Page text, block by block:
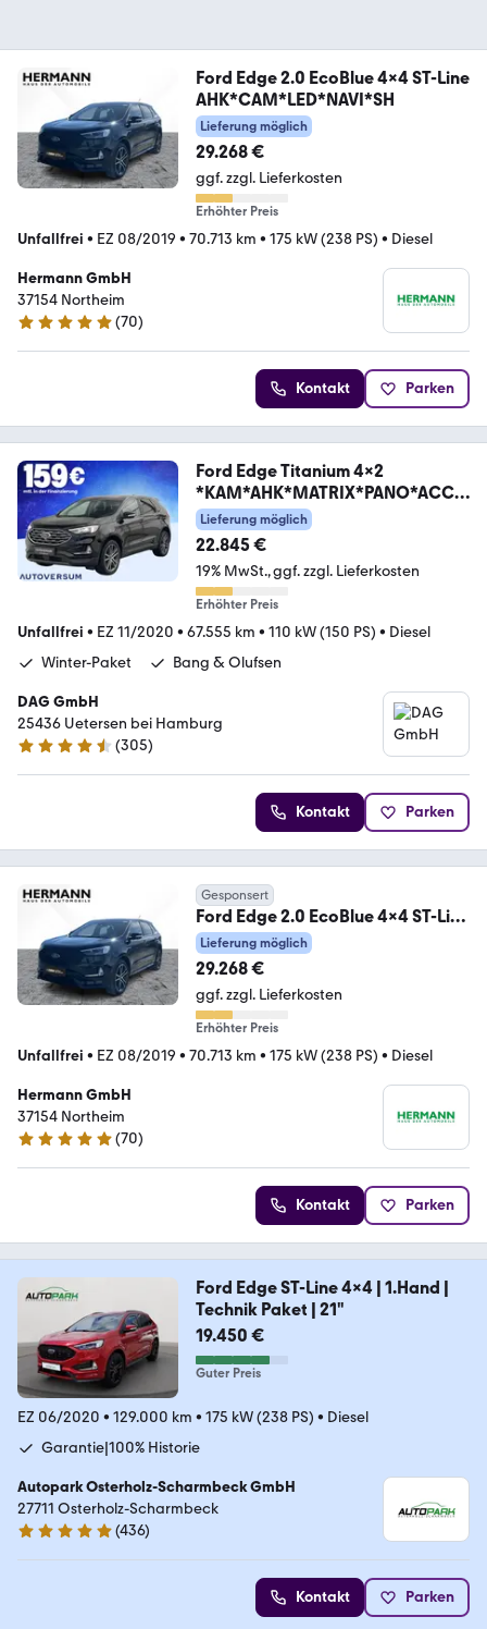
Ford Edge 2.0 EcoBlue 4x4 ST-Line
AHK*CAM*LED*NAVI*SH
Lieferung möglich
29.268 €
ggf. zzgl. Lieferkosten
Erhöhter Preis
Unfallfrei • EZ 08/2019 • 70.713 km • 175 kW (238 PS) • Diesel
Hermann GmbH
37154 Northeim
5 Sterne
(70)
Kontakt Parken
Ford Edge Titanium 4x2
*KAM*AHK*MATRIX*PANO*ACC*
B&O*
Lieferung möglich
22.845 €
19% MwSt. ggf. zzgl. Lieferkosten
Erhöhter Preis
Unfallfrei • EZ 11/2020 • 67.555 km • 110 kW (150 PS) • Diesel
Winter-Paket
Bang & Olufsen
DAG GmbH
25436 Uetersen bei Hamburg
4.5 Sterne
(305)
Kontakt Parken
Gesponsert
Ford Edge 2.0 EcoBlue 4x4 ST-Line
AHK*CAM*LED*NAVI*SH
Lieferung möglich
29.268 €
ggf. zzgl. Lieferkosten
Erhöhter Preis
Unfallfrei • EZ 08/2019 • 70.713 km • 175 kW (238 PS) • Diesel
Hermann GmbH
37154 Northeim
5 Sterne
(70)
Kontakt Parken
Ford Edge ST-Line 4x4 | 1.Hand |
Technik Paket | 21"
19.450 €
Guter Preis
EZ 06/2020 • 129.000 km • 175 kW (238 PS) • Diesel
Garantie|100% Historie
Autopark Osterholz-Scharmbeck GmbH
27711 Osterholz-Scharmbeck
4.9 Sterne
(436)
Kontakt Parken